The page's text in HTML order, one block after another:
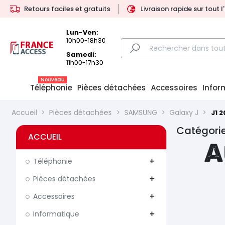
Retours faciles et gratuits Livraison rapide sur tout
Lun-Ven:
10h00-18h30
Samedi:
11h00-17h30
Téléphonie
Nouveau
Pièces détachées Accessoires
Accueil Pièces détachées SAMSUNG Galaxy J J1
ACCUEIL
Téléphonie add
Pièces détachées add
Accessoires add
Informatique add